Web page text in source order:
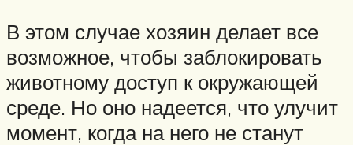
В этом случае хозяин делает все
возможное, чтобы заблокировать
животному доступ к окружающей
среде. Но оно надеется, что улучит
момент, когда на него не станут